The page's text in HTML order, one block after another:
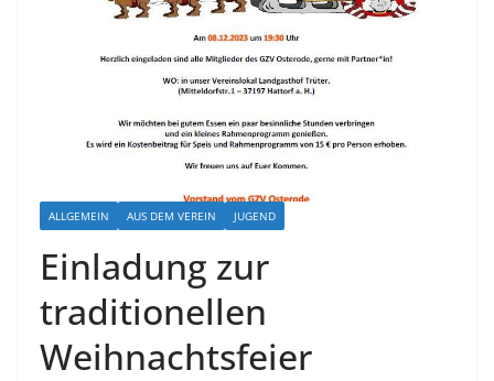
ALLGEMEIN AUS DEM VEREIN JUGEND
Einladung zur
traditionellen
Weihnachtsfeier